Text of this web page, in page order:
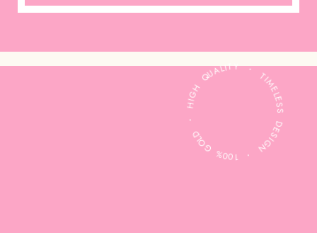
100% GOLD ・ HIGH QUALITY ・ TIMELESS DESIGN ・